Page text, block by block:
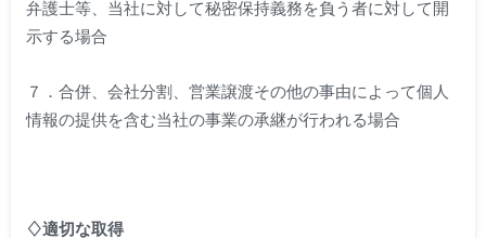
弁護士等、当社に対して秘密保持義務を負う者に対して開
示する場合
７．合併、会社分割、営業譲渡その他の事由によって個人
情報の提供を含む当社の事業の承継が行われる場合
♢適切な取得